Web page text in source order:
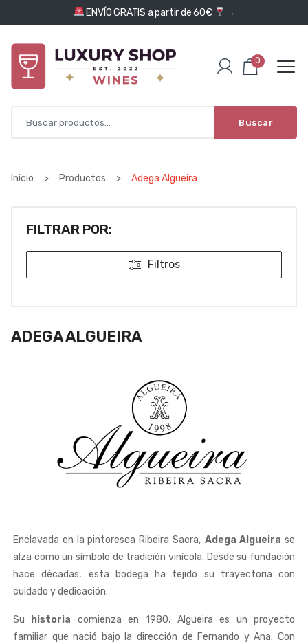
Saltar al contenidoENVÍO GRATIS a partir de 60€ →
Buscar
0
Inicio > Productos > Adega Algueira
FILTRAR POR:
Filtros
ADEGA ALGUEIRA
Enclavada en la pintoresca Ribeira Sacra, Adega Algueira se
alza como un símbolo de tradición vinícola. Desde su fundación
hace décadas, esta bodega ha tejido su trayectoria con
cuidado y dedicación.
Su historia comienza en 1980, Algueira es un proyecto
familiar que nació bajo la dirección de Fernando y Ana. Con